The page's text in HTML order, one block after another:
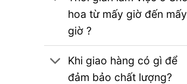
hoa từ mấy giờ đến mấy
giờ ?
Khi giao hàng có gì để
đảm bảo chất lượng?